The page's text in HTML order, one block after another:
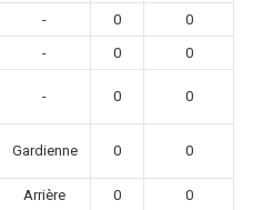
- 0
0
- 0
0
- 0 0
Gardienne 0 0
Arrière 0
0